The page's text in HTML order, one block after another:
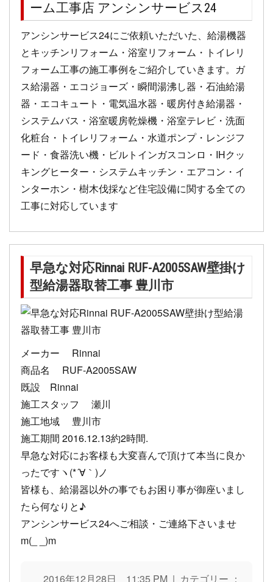
ーム工事店 アンシンサービス24
アンシンサービス24にご依頼いただいた、給湯機器
とキッチンリフォーム・浴室リフォーム・トイレリ
フォーム工事の施工事例をご紹介していきます。ガ
ス給湯器・エコジョーズ・瞬間湯沸し器・石油給湯
器・エコキュート・電気温水器・暖房付き給湯器・
システムバス・浴室暖房乾燥機・浴室テレビ・洗面
化粧台・トイレリフォーム・水道ポンプ・レンジフ
ード・食器洗い機・ビルトインガスコンロ・IHクッ
キングヒーター・システムキッチン・エアコン・イ
ンターホン・樹木伐採など住宅設備に関する全ての
工事に対応しています
早急な対応Rinnai RUF-A2005SAW壁掛け
型給湯器取替工事 豊川市
メーカー Rinnai
商品名 RUF-A2005SAW
既設 Rinnai
施工スタッフ 瀬川
施工地域 豊川市
施工期間 2016.12.13約2時間.
早急な対応にお客様も大変喜んで頂けて本当に良か
ったですヽ(*´∀｀)ノ
皆様も、給湯器以外の事でもお困り事が御座いまし
たら何なりと♪
アンシンサービス24へご相談・ご連絡下さいませ
m(_ _)m
2016年12月28日 11:35 PM | カテゴリー ：